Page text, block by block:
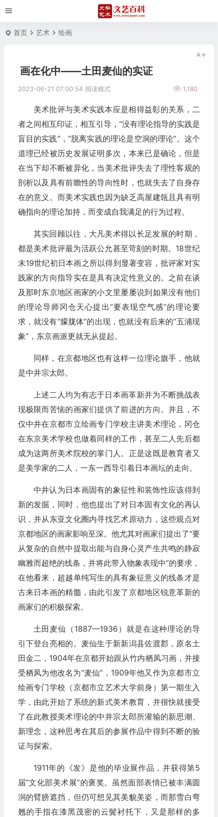
首页 艺术 绘画
画在化中——土田麦仙的实证
2023-06-21 07:00:54 1,180
阅读模式
美术批评与美术实践本应是相得益彰的关系，二
者之间相互印证，相互引导，“没有理论指导的实践是
盲目的实践”，“脱离实践的理论是空洞的理论”。这个
道理已经被历史发展证明多次，本来已是确论，但是
在当下却不断被异化，当美术批评失去了理性客观的
剖析以及具有前瞻性的导向性时，也就失去了自身存
在的意义。而美术实践也因为缺乏高屋建瓴且具有明
确指向的理论加持，而变成自我满足的行为过程。
其实回顾以往，大凡美术得以长足发展的时期，
都是美术批评最为活跃公允甚至苛刻的时期。18世纪
末19世纪初日本画之所以得到显著变容，批评家对实
践家的方向指导实在是具有决定性意义的。之前在谈
及那时东京地区画家的小文里屡屡说到如果没有他们
的理论导师冈仓天心提出“要表现空气感”的理论要
求，就没有“朦胧体”的出现，也就没有后来的“五浦现
象”，东京画派更就无从提起。
同样，在京都地区也有这样一位理论旗手，他就
是中井宗太郎。
上述二人均为有志于日本画革新并为不断挑战表
现极限而苦恼的画家们提供了前进的方向。并且，不
仅中井在京都市立绘画专门学校主讲美术理论，冈仓
在东京美术学校也做着同样的工作，甚至二人先后都
成为这两所美术院校的掌门人。正是这既是教育者又
是美学家的二人，一东一西导引着日本画坛的走向。
中井认为日本画固有的象征性和装饰性应该得到
新的发掘，同时，他也提出了对日本固有文化的再认
识，并从东亚文化圈内寻找艺术原动力，这些观点对
京都地区的画家影响至深。他尤其对画家们提出了“要
从复杂的自然中提取出能与自身心灵产生共鸣的静寂
幽雅而超绝的线条，并将此带入物象表现中”的要求，
在他看来，超越单纯写生的具有象征意义的线条才是
古来日本画的精髓，由此引发了京都地区锐意革新的
画家们的积极探索。
土田麦仙（1887—1936）就是在这种理论的导
引下登台亮相的。麦仙生于新新潟县佐渡郡，原名土
田金二，1904年在京都开始跟从竹内栖凤习画，并接
受栖凤为他改名为“麦仙”，1909年他又作为京都市立
绘画专门学校（京都市立艺术大学前身）第一期生入
学，由此开始了系统的新式美术教育，并很快就接受
了在此教授美术理论的中井宗太郎所灌输的新思潮、
新理念，这种思考在其后的参展作品中得到不断的验
证与探索。
1911年的《发》是他的毕业展作品，并获得第5
届“文化部美术展”的褒奖。虽然面部表情已被丰满圆
润的臂膀遮挡，但仍可想见其美貌美姿，而那雪白弯
翘的手指在漆黑茂密的云鬓衬托下，又是那样的多